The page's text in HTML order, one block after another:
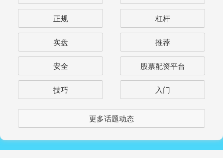
正规 杠杆
实盘 推荐
安全 股票配资平台
技巧 入门
更多话题动态